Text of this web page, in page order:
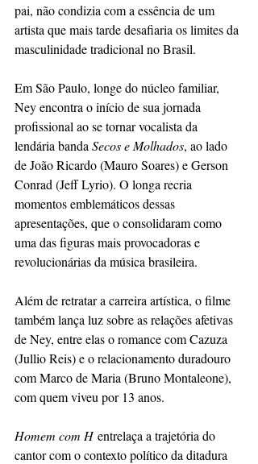
pai, não condizia com a essência de um
artista que mais tarde desafiaria os limites da
masculinidade tradicional no Brasil.
Em São Paulo, longe do núcleo familiar,
Ney encontra o início de sua jornada
profissional ao se tornar vocalista da
lendária banda Secos e Molhados, ao lado
de João Ricardo (Mauro Soares) e Gerson
Conrad (Jeff Lyrio). O longa recria
momentos emblemáticos dessas
apresentações, que o consolidaram como
uma das figuras mais provocadoras e
revolucionárias da música brasileira.
Além de retratar a carreira artística, o filme
também lança luz sobre as relações afetivas
de Ney, entre elas o romance com Cazuza
(Jullio Reis) e o relacionamento duradouro
com Marco de Maria (Bruno Montaleone),
com quem viveu por 13 anos.
Homem com H entrelaça a trajetória do
cantor com o contexto político da ditadura